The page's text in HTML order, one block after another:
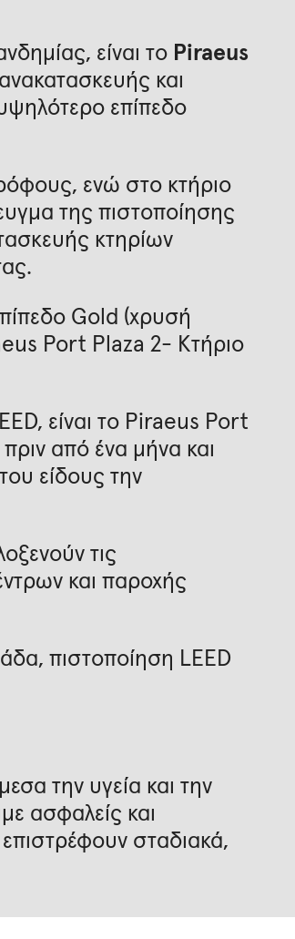
είναι το Piraeus
και
επίπεδο
ενώ στο κτήριο
της πιστοποίησης
κτηρίων
Gold (χρυσή
Port Plaza 2- Κτήριο
είναι το Piraeus Port
από ένα μήνα και
είδους την
τις
και παροχής
πιστοποίηση LEED
την υγεία και την
ασφαλείς και
σταδιακά,